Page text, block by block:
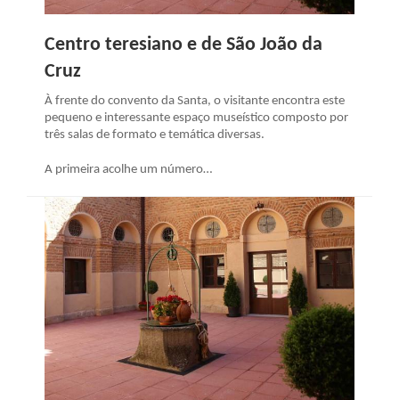
Centro teresiano e de São João da
Cruz
À frente do convento da Santa, o visitante encontra este
pequeno e interessante espaço museístico composto por
três salas de formato e temática diversas.
A primeira acolhe um número…